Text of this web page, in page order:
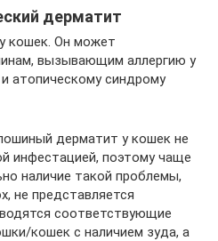
дерматит
кошек. Он может
вызывающим аллергию у
атопическому синдрому
дерматит у кошек не
инфестацией, поэтому чаще
наличие такой проблемы,
не представляется
соответствующие
кошек с наличием зуда, а